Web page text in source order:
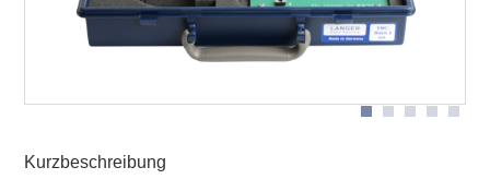
Kurzbeschreibung